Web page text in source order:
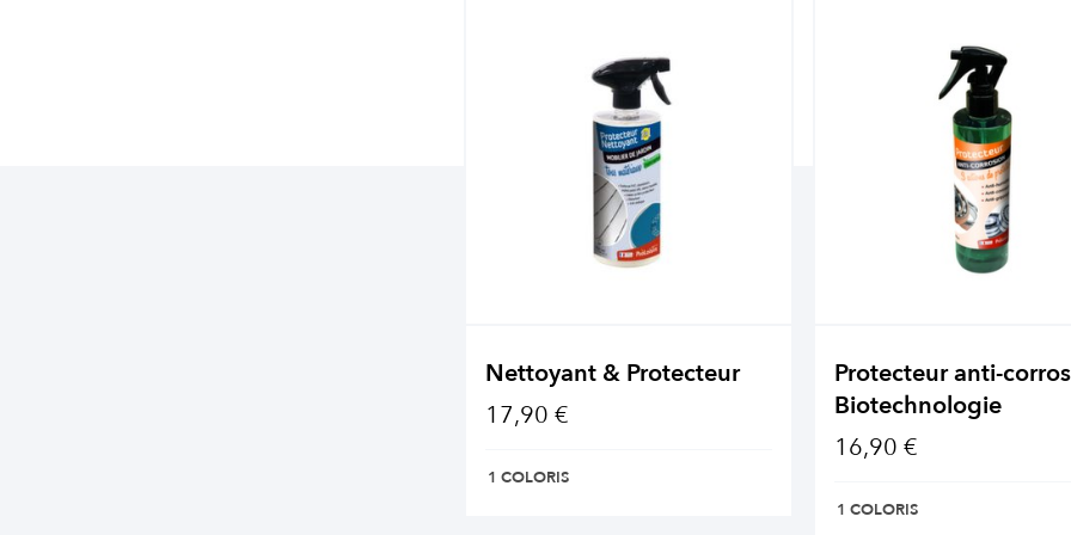
Nettoyant & Protecteur
17,90 €
1 COLORIS
Protecteur anti-
Biotechnologie
16,90 €
1 COLORIS